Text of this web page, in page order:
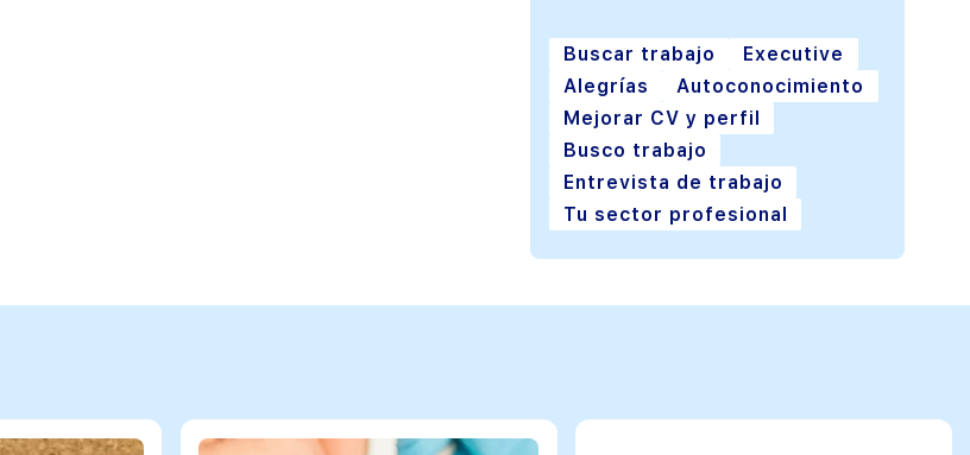
Buscar trabajo
Executive
Alegrías
Autoconocimiento
Mejorar CV y perfil
Busco trabajo
Entrevista de trabajo
Tu sector profesional